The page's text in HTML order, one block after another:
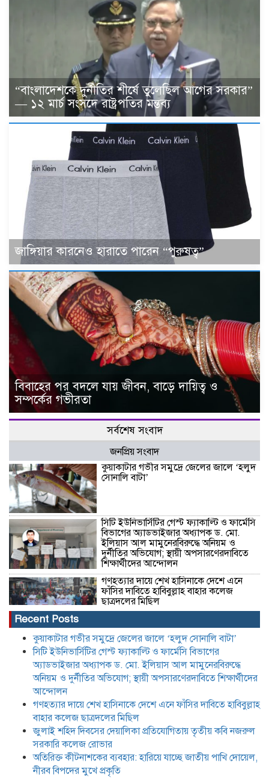
“বাংলাদেশকে দুর্নীতির শীর্ষে তুলেছিল আগের সরকার”
— ১২ মার্চ সংসদে রাষ্ট্রপতির মন্তব্য
জাঙ্গিয়ার কারনেও হারাতে পারেন “পুরুষত্ব”
বিবাহের পর বদলে যায় জীবন, বাড়ে দায়িত্ব ও
সম্পর্কের গভীরতা
সর্বশেষ সংবাদ
জনপ্রিয় সংবাদ
কুয়াকাটার গভীর সমুদ্রে জেলের জালে ‘হলুদ
সোনালি বাটা’
সিটি ইউনিভার্সিটির গেস্ট ফ্যাকাল্টি ও ফার্মেসি
বিভাগের অ্যাডভাইজার অধ্যাপক ড. মো.
ইলিয়াস আল মামুনেরবিরুদ্ধে অনিয়ম ও
দুর্নীতির অভিযোগ; স্থায়ী অপসারণেরদাবিতে
শিক্ষার্থীদের আন্দোলন
গণহত্যার দায়ে শেখ হাসিনাকে দেশে এনে
ফাঁসির দাবিতে হাবিবুল্লাহ বাহার কলেজ
ছাত্রদলের মিছিল
জুলাই শহিদ দিবসের দেয়ালিকা প্রতিযোগিতায়
তৃতীয় কবি নজরুল সরকারি কলেজ রোভার
জাতীয় পাখি দোয়েল, নীরব বিপদের মুখে
প্রকৃতি
বাংলা, ইংরেজি ও গণিতে কোনো শিক্ষার্থী যেন
পিছিয়ে না থাকে: শিক্ষকদের দায়িত্বশীল
ভূমিকার নির্দেশ
Recent Posts
কুয়াকাটার গভীর সমুদ্রে জেলের জালে ‘হলুদ সোনালি বাটা’
সিটি ইউনিভার্সিটির গেস্ট ফ্যাকাল্টি ও ফার্মেসি বিভাগের
অ্যাডভাইজার অধ্যাপক ড. মো. ইলিয়াস আল মামুনেরবিরুদ্ধে
অনিয়ম ও দুর্নীতির অভিযোগ; স্থায়ী অপসারণেরদাবিতে শিক্ষার্থীদের
আন্দোলন
গণহত্যার দায়ে শেখ হাসিনাকে দেশে এনে ফাঁসির দাবিতে হাবিবুল্লাহ
বাহার কলেজ ছাত্রদলের মিছিল
জুলাই শহিদ দিবসের দেয়ালিকা প্রতিযোগিতায় তৃতীয় কবি নজরুল
সরকারি কলেজ রোভার
অতিরিক্ত কীটনাশকের ব্যবহার: হারিয়ে যাচ্ছে জাতীয় পাখি দোয়েল,
নীরব বিপদের মুখে প্রকৃতি